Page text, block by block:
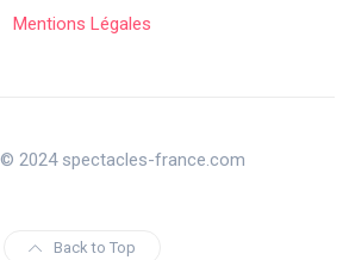
Mentions Légales
2024 spectacles-france.com
Back to Top